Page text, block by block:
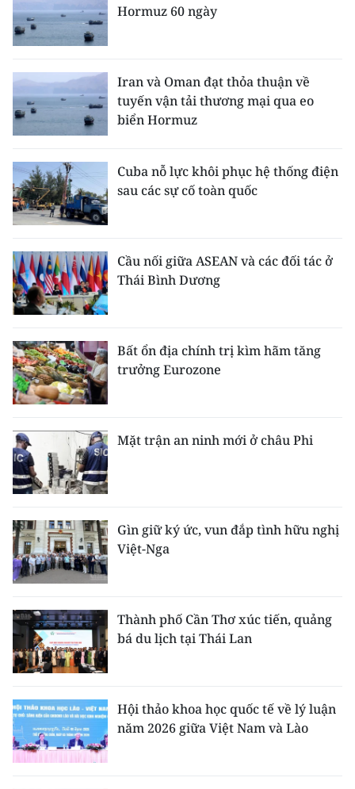
Hormuz 60 ngày
Iran và Oman đạt thỏa thuận về
tuyến vận tải thương mại qua eo
biển Hormuz
Cuba nỗ lực khôi phục hệ thống điện
sau các sự cố toàn quốc
Cầu nối giữa ASEAN và các đối tác ở
Thái Bình Dương
Bất ổn địa chính trị kìm hãm tăng
trưởng Eurozone
Mặt trận an ninh mới ở châu Phi
Gìn giữ ký ức, vun đắp tình hữu nghị
Việt-Nga
Thành phố Cần Thơ xúc tiến, quảng
bá du lịch tại Thái Lan
Hội thảo khoa học quốc tế về lý luận
năm 2026 giữa Việt Nam và Lào